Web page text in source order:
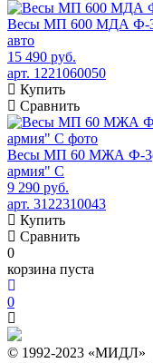
Весы МП 600 МДА Ф-
авто
15 490 руб.
арт. 1221060050
Купить
Сравнить
Весы МП 60 МЖА Ф-
армия" C
9 290 руб.
арт. 3122310043
Купить
Сравнить
0
корзина пуста
0
© 1992-2023 «МИДЛ»